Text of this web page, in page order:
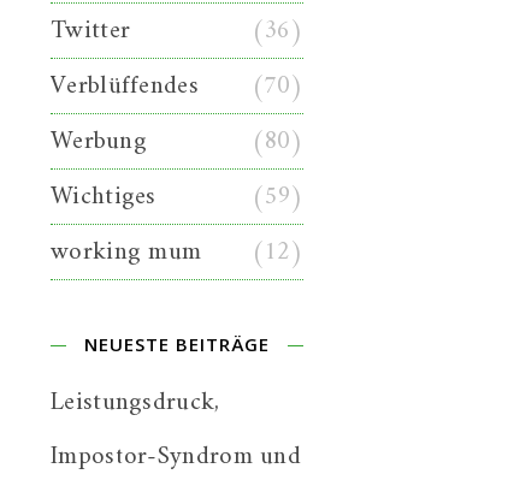
Twitter
(36)
Verblüffendes
(70)
Werbung
(80)
Wichtiges
(59)
working mum
(12)
NEUESTE BEITRÄGE
Leistungsdruck,
Impostor-Syndrom und